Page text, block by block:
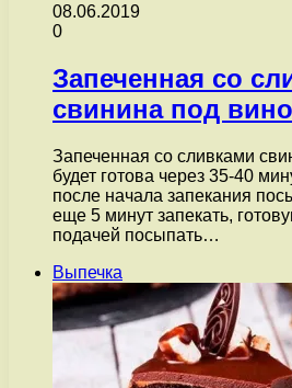
08.06.2019
0
Запеченная со
свинина под
Запеченная со сливками
будет готова через 35-40
после начала запекания
еще 5 минут запекать,
подачей посыпать…
Выпечка